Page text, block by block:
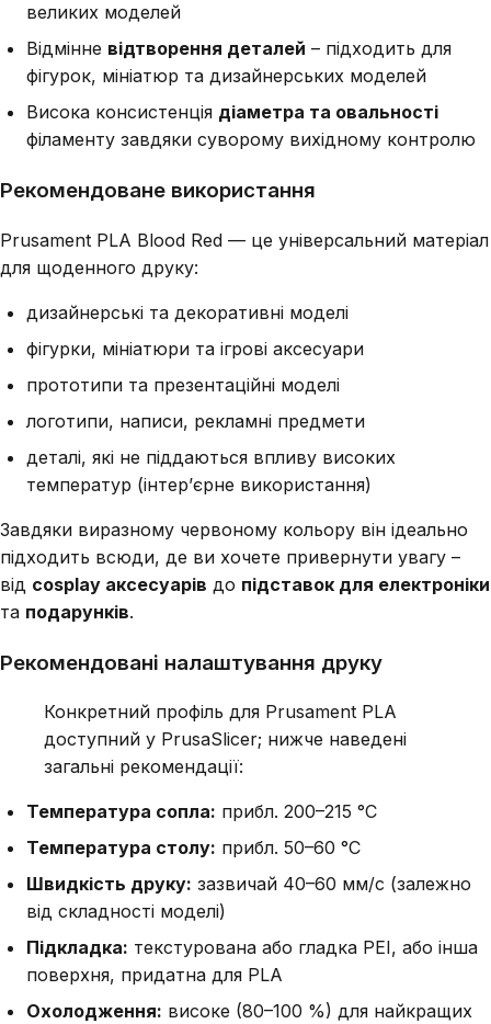
великих моделей
Відмінне відтворення деталей – підходить для
фігурок, мініатюр та дизайнерських моделей
Висока консистенція діаметра та овальності
філаменту завдяки суворому вихідному контролю
Рекомендоване використання
Prusament PLA Blood Red — це універсальний матеріал
для щоденного друку:
дизайнерські та декоративні моделі
фігурки, мініатюри та ігрові аксесуари
прототипи та презентаційні моделі
логотипи, написи, рекламні предмети
деталі, які не піддаються впливу високих
температур (інтер’єрне використання)
Завдяки виразному червоному кольору він ідеально
підходить всюди, де ви хочете привернути увагу –
від cosplay аксесуарів до підставок для електроніки
та подарунків.
Рекомендовані налаштування друку
Конкретний профіль для Prusament PLA
доступний у PrusaSlicer; нижче наведені
загальні рекомендації:
Температура сопла: прибл. 200–215 °C
Температура столу: прибл. 50–60 °C
Швидкість друку: зазвичай 40–60 мм/с (залежно
від складності моделі)
Підкладка: текстурована або гладка PEI, або інша
поверхня, придатна для PLA
Охолодження: високе (80–100 %) для найкращих